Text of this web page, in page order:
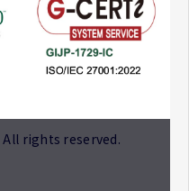
rights reserved.